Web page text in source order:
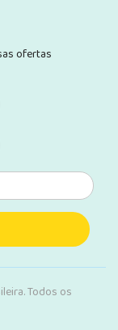
ofertas
Todos os